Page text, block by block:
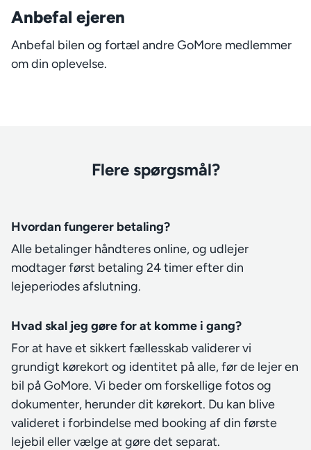
Anbefal ejeren
Anbefal bilen og fortæl andre GoMore medlemmer
om din oplevelse.
Flere spørgsmål?
Hvordan fungerer betaling?
Alle betalinger håndteres online, og udlejer
modtager først betaling 24 timer efter din
lejeperiodes afslutning.
Hvad skal jeg gøre for at komme i gang?
For at have et sikkert fællesskab validerer vi
grundigt kørekort og identitet på alle, før de lejer en
bil på GoMore. Vi beder om forskellige fotos og
dokumenter, herunder dit kørekort. Du kan blive
valideret i forbindelse med booking af din første
lejebil eller vælge at gøre det separat.